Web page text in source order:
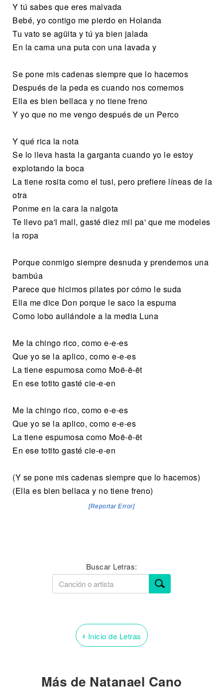
Y tú sabes que eres malvada
Bebé, yo contigo me pierdo en Holanda
Tu vato se agüita y tú ya bien jalada
En la cama una puta con una lavada y
Se pone mis cadenas siempre que lo hacemos
Después de la peda es cuando nos comemos
Ella es bien bellaca y no tiene freno
Y yo que no me vengo después de un Perco
Y qué rica la nota
Se lo lleva hasta la garganta cuando yo le estoy
explotando la boca
La tiene rosita como el tusi, pero prefiere líneas de la
otra
Ponme en la cara la nalgota
Te llevo pa'l mall, gasté diez mil pa' que me modeles
la ropa
Porque conmigo siempre desnuda y prendemos una
bambúa
Parece que hicimos pilates por cómo le suda
Ella me dice Don porque le saco la espuma
Como lobo aullándole a la media Luna
Me la chingo rico, como e-e-es
Que yo se la aplico, como e-e-es
La tiene espumosa como Moë-ë-ët
En ese totito gasté cie-e-en
Me la chingo rico, como e-e-es
Que yo se la aplico, como e-e-es
La tiene espumosa como Moë-ë-ët
En ese totito gasté cie-e-en
(Y se pone mis cadenas siempre que lo hacemos)
(Ella es bien bellaca y no tiene freno)
[Reportar Error]
Buscar Letras:
‹ Inicio de Letras
Más de Natanael Cano